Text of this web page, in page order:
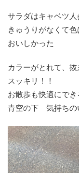
サラダはキャベツ人
きゅうりがなくて
おいしかった
カラーがとれて、
スッキリ！！
お散歩も快適にで
青空の下 気持ちの